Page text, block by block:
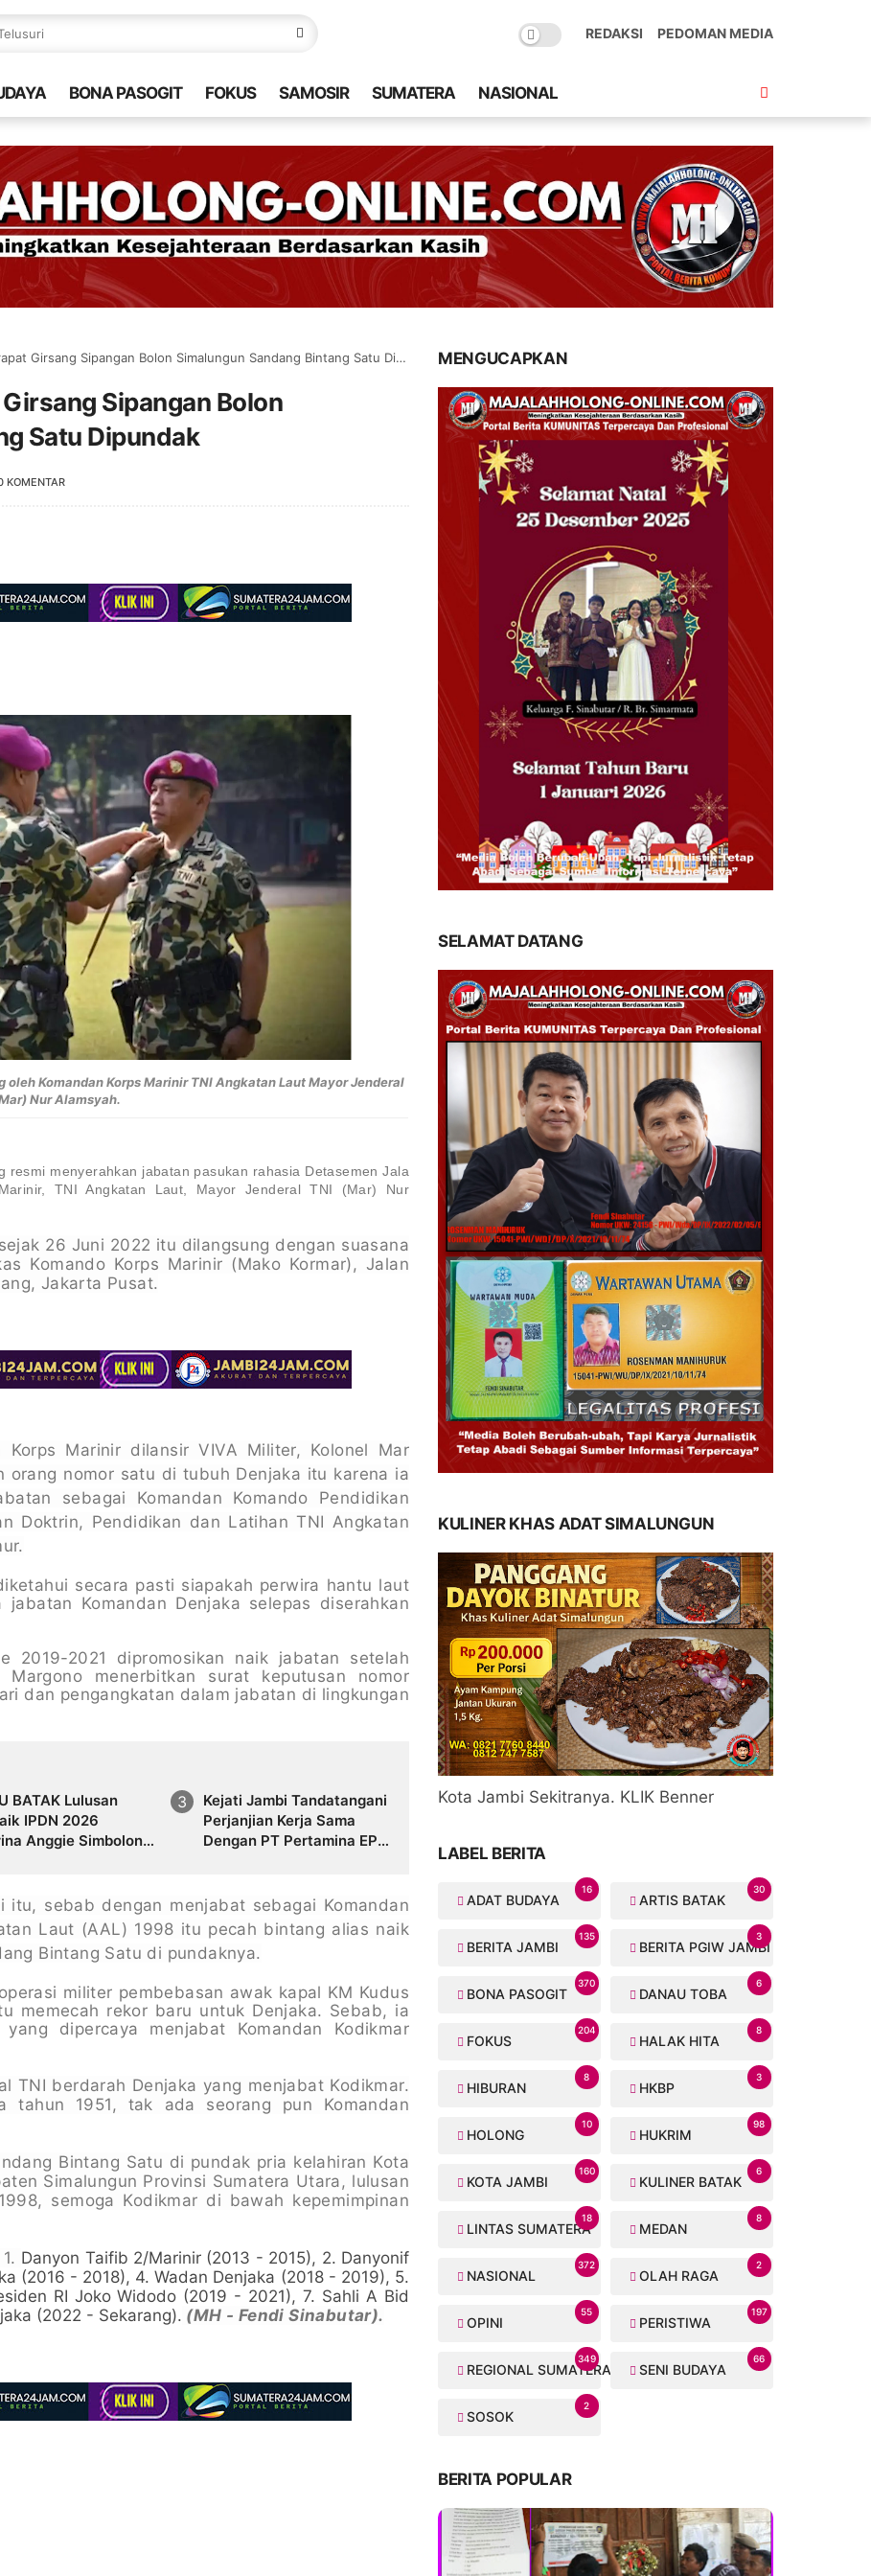
REDAKSI PEDOMAN MEDIA
BONA PASOGIT FOKUS SAMOSIR SUMATERA NASIONAL
Girsang Sipangan Bolon Simalungun Sandang Bintang Satu Dipundak
Sipangan Bolon
Satu Dipundak
KOMENTAR
Komandan Korps Marinir TNI Angkatan Laut Mayor Jenderal
Nur Alamsyah.
resmi menyerahkan jabatan pasukan rahasia Detasemen Jala
TNI Angkatan Laut, Mayor Jenderal TNI (Mar) Nur
26 Juni 2022 itu dilangsung dengan suasana
Komando Korps Marinir (Mako Kormar), Jalan
Jakarta Pusat.
Korps Marinir dilansir VIVA Militer, Kolonel Mar
orang nomor satu di tubuh Denjaka itu karena ia
sebagai Komandan Komando Pendidikan
Doktrin, Pendidikan dan Latihan TNI Angkatan
secara pasti siapakah perwira hantu laut
Komandan Denjaka selepas diserahkan
2019-2021 dipromosikan naik jabatan setelah
menerbitkan surat keputusan nomor
dan pengangkatan dalam jabatan di lingkungan
BATAK Lulusan
IPDN 2026
Anggie Simbolon
Kejati Jambi Tandatangani
Perjanjian Kerja Sama
Dengan PT Pertamina EP,
Negara
sebab dengan menjabat sebagai Komandan
Laut (AAL) 1998 itu pecah bintang alias naik
Bintang Satu di pundaknya.
militer pembebasan awak kapal KM Kudus
memecah rekor baru untuk Denjaka. Sebab, ia
dipercaya menjabat Komandan Kodikmar
TNI berdarah Denjaka yang menjabat Kodikmar.
tahun 1951, tak ada seorang pun Komandan
Bintang Satu di pundak pria kelahiran Kota
Simalungun Provinsi Sumatera Utara, lulusan
semoga Kodikmar di bawah kepemimpinan
Danyon Taifib 2/Marinir (2013 - 2015), 2. Danyonif
(2016 - 2018), 4. Wadan Denjaka (2018 - 2019), 5.
RI Joko Widodo (2019 - 2021), 7. Sahli A Bid
(2022 - Sekarang). (MH - Fendi Sinabutar).
MENGUCAPKAN
SELAMAT DATANG
KULINER KHAS ADAT SIMALUNGUN
Kota Jambi Sekitranya. KLIK Benner
LABEL BERITA
ADAT BUDAYA
16
ARTIS BATAK
30
BERITA JAMBI
135
BERITA PGIW JAMBI
3
BONA PASOGIT
370
DANAU TOBA
6
FOKUS
204
HALAK HITA
8
HIBURAN
8
HKBP
3
HOLONG
10
HUKRIM
98
KOTA JAMBI
160
KULINER BATAK
6
LINTAS SUMATERA
18
MEDAN
8
NASIONAL
372
OLAH RAGA
2
OPINI
55
PERISTIWA
197
REGIONAL SUMATERA
349
SENI BUDAYA
66
SOSOK
2
BERITA POPULAR